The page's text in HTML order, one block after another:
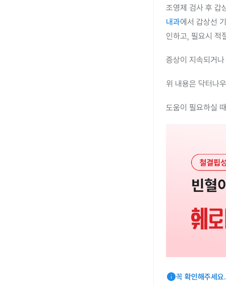
조영제 검사 후 갑
내과에서 갑상선
인하고, 필요시 적
증상이 지속되거
위 내용은 닥터나
도움이 필요하실
info꼭 확인해주세요.